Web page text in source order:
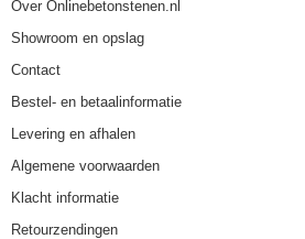
Over Onlinebetonstenen.nl
Showroom en opslag
Contact
Bestel- en betaalinformatie
Levering en afhalen
Algemene voorwaarden
Klacht informatie
Retourzendingen